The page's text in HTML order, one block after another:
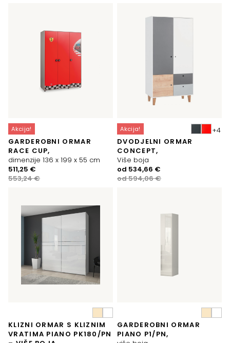
Akcija!
GARDEROBNI ORMAR
RACE CUP,
dimenzije 136 x 199 x 55 cm
553,24€
Izvorna
cijena
553,24 €.
511,25 €
Trenutna
cijena
Akcija!
DVODJELNI ORMAR
CONCEPT,
Više boja
od594,06€
Izvorna
cijena
od 534,66 €
Trenutna
cijena
KLIZNI ORMAR S KLIZNIM
VRATIMA PIANO PK180/PN
GARDEROBNI ORMAR
PIANO P1/PN,